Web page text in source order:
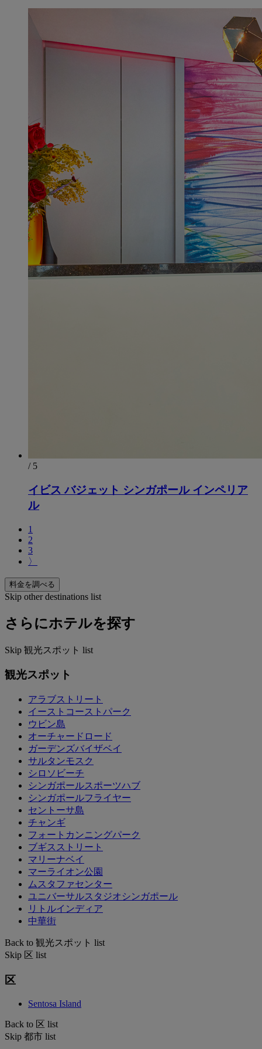
/ 5
イビス バジェット シンガポール インペリア
ル
1
2
3
〉
料金を調べる
Skip other destinations list
さらにホテルを探す
Skip 観光スポット list
観光スポット
アラブストリート
イーストコーストパーク
ウビン島
オーチャードロード
ガーデンズバイザベイ
サルタンモスク
シロソビーチ
シンガポールスポーツハブ
シンガポールフライヤー
セントーサ島
チャンギ
フォートカンニングパーク
ブギスストリート
マリーナベイ
マーライオン公園
ムスタファセンター
ユニバーサルスタジオシンガポール
リトルインディア
中華街
Back to 観光スポット list
Skip 区 list
区
Sentosa Island
Back to 区 list
Skip 都市 list